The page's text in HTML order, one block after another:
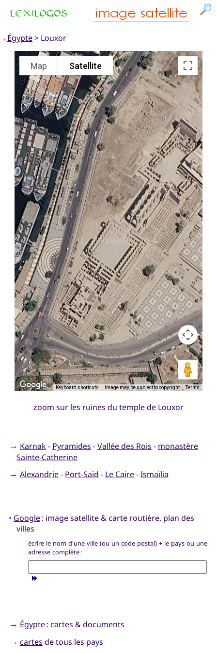
Égypte> Louxor
Map Satellite
Keyboard shortcuts Image may be subject to copyright Terms
zoom sur les ruines du temple de Louxor
→ Karnak- Pyramides -Vallée des Rois - monastère
Sainte-Catherine
→ Alexandrie- Port-Saïd - Le Caire-Ismaïlia
• Google: image satellite & carte routière, plan des
villes
écrire le nom d'une ville (ou un code postal) + le pays ou une
adresse complète :
→ Égypte: cartes & documents
→ cartes de tous les pays